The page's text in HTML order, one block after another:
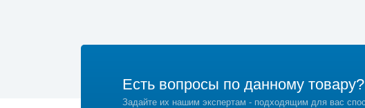
Есть вопросы по данному товару?
Задайте их нашим экспертам - подходящим для вас